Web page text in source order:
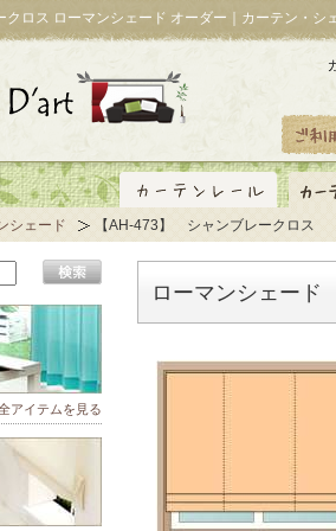
ロス ローマンシェード オーダー｜カーテン・シ
シェード 【AH-473】 シャンブレークロス
ローマンシェー
アイテムを見る